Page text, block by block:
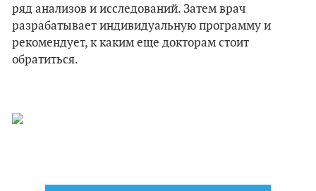
ряд анализов и исследований. Затем врач
разрабатывает индивидуальную программу и
рекомендует, к каким еще докторам стоит
обратиться.